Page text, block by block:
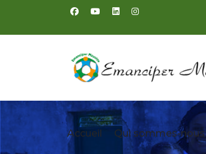
Accueil Qui sommes-nous